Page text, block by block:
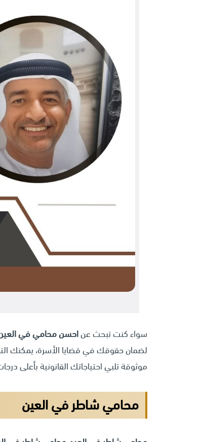
سواء كنت تبحث عناحسن محامي في
لضمان حقوقك في قضايا الأسرة، يمكنك
موثوقة تلبي احتياجاتك القانونية بأعلى
محامي شاطر في العين